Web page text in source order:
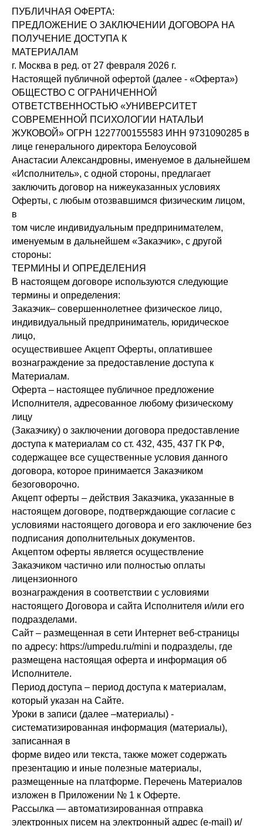
ПУБЛИЧНАЯ ОФЕРТА:
ПРЕДЛОЖЕНИЕ О ЗАКЛЮЧЕНИИ ДОГОВОРА НА
ПОЛУЧЕНИЕ ДОСТУПА К
МАТЕРИАЛАМ
г. Москва в ред. от 27 февраля 2026 г.
Настоящей публичной офертой (далее - «Оферта»)
ОБЩЕСТВО С ОГРАНИЧЕННОЙ
ОТВЕТСТВЕННОСТЬЮ «УНИВЕРСИТЕТ
СОВРЕМЕННОЙ ПСИХОЛОГИИ НАТАЛЬИ
ЖУКОВОЙ» ОГРН 1227700155583 ИНН 9731090285 в
лице генерального директора Белоусовой
Анастасии Александровны, именуемое в дальнейшем
«Исполнитель», с одной стороны, предлагает
заключить договор на нижеуказанных условиях
Оферты, с любым отозвавшимся физическим лицом,
в
том числе индивидуальным предпринимателем,
именуемым в дальнейшем «Заказчик», с другой
стороны:
ТЕРМИНЫ И ОПРЕДЕЛЕНИЯ
В настоящем договоре используются следующие
термины и определения:
Заказчик– совершеннолетнее физическое лицо,
индивидуальный предприниматель, юридическое
лицо,
осуществившее Акцепт Оферты, оплатившее
вознаграждение за предоставление доступа к
Материалам.
Оферта – настоящее публичное предложение
Исполнителя, адресованное любому физическому
лицу
(Заказчику) о заключении договора предоставление
доступа к материалам со ст. 432, 435, 437 ГК РФ,
содержащее все существенные условия данного
договора, которое принимается Заказчиком
безоговорочно.
Акцепт оферты – действия Заказчика, указанные в
настоящем договоре, подтверждающие согласие с
условиями настоящего договора и его заключение без
подписания дополнительных документов.
Акцептом оферты является осуществление
Заказчиком частично или полностью оплаты
лицензионного
вознаграждения в соответствии с условиями
настоящего Договора и сайта Исполнителя и/или его
подразделами.
Сайт – размещенная в сети Интернет веб-страницы
по адресу: https://umpedu.ru/mini и подразделы, где
размещена настоящая оферта и информация об
Исполнителе.
Период доступа – период доступа к материалам,
который указан на Сайте.
Уроки в записи (далее –материалы) -
систематизированная информация (материалы),
записанная в
форме видео или текста, также может содержать
презентацию и иные полезные материалы,
размещенные на платформе. Перечень Материалов
изложен в Приложении № 1 к Оферте.
Рассылка — автоматизированная отправка
электронных писем на электронный адрес (e-mail) и/